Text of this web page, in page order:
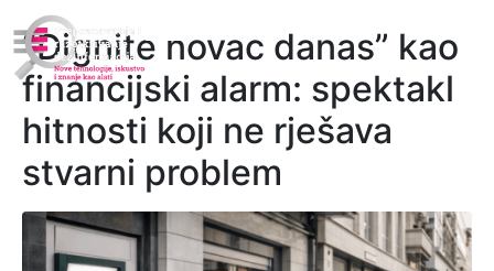
“Dignite novac danas” kao
financijski alarm: spektakl
hitnosti koji ne rješava
stvarni problem